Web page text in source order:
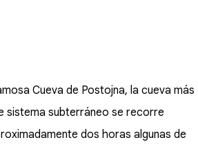
Cueva de Postojna, la cueva más
sistema subterráneo se recorre
dos horas algunas de